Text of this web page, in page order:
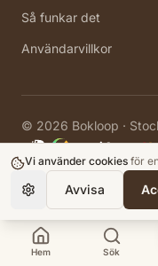
Så funkar det
Användarvillkor
© 2026 Bokloop ·
Hem Sök
Vi använder cookies för
Avvisa